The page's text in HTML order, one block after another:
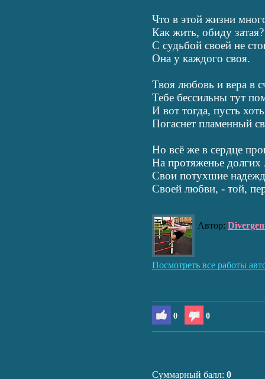
Что в этой жизни
Как жить, обиду затая?
С судьбой своей не
Она у каждого своя.
Твоя любовь и вера в
Тебе бессильны тут
И вот тогда, пусть
Погаснет пламенный
Но всё же в сердце
На протяженье долгих
Свои потухшие
Своей любви, - той,
Автор:
Посмотреть все работы
0 0
Суммарный балл: 0